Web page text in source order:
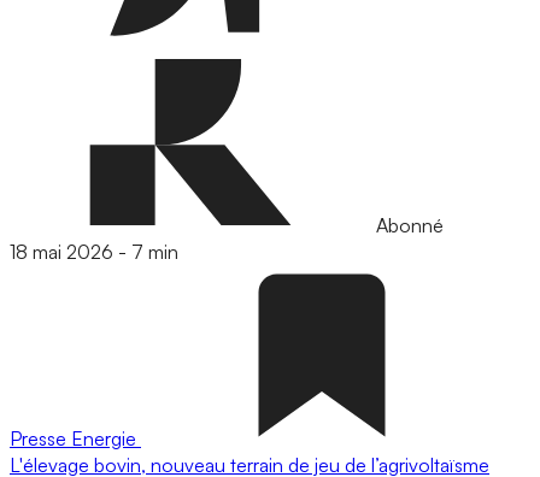
Abonné
18 mai 2026 - 7 min
Presse Energie
L'élevage bovin, nouveau terrain de jeu de l’agrivoltaïsme